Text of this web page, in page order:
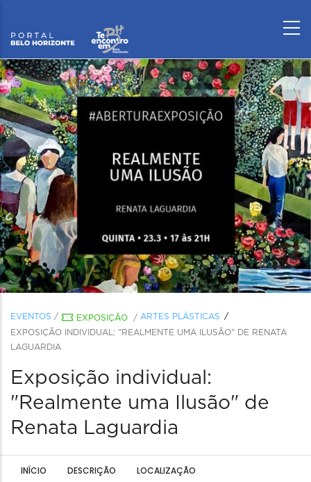
EVENTOS / EXPOSIÇÃO / ARTES PLÁSTICAS
EXPOSIÇÃO INDIVIDUAL: "REALMENTE UMA ILUSÃO" DE RENATA
LAGUARDIA
Exposição individual:
"Realmente uma Ilusão" de
Renata Laguardia
INÍCIO DESCRIÇÃO LOCALIZAÇÃO